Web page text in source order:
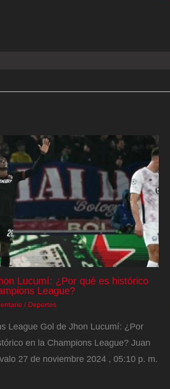
Lucumí: ¿Por qué es histórico
League?
/ Deportes
League Gol de Jhon Lucumí: ¿Por
en la Champions League? Juan
27 de noviembre 2024 , 05:10 p. m.